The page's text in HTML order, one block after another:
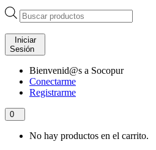
Búsqueda
de
productos
Iniciar
Sesión
Bienvenid@s a Socopur
Conectarme
Registrarme
0
No hay productos en el carrito.